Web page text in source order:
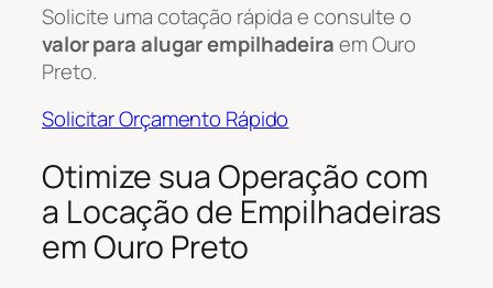
Solicite uma cotação rápida e consulte o
valor para alugar empilhadeiraem Ouro
Preto.
Solicitar Orçamento Rápido
Otimize sua Operação com
a Locação de Empilhadeiras
em Ouro Preto